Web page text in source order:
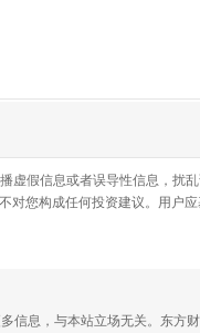
虚假信息或者误导性信息，扰
对您构成任何投资建议。用户
信息，与本站立场无关。东